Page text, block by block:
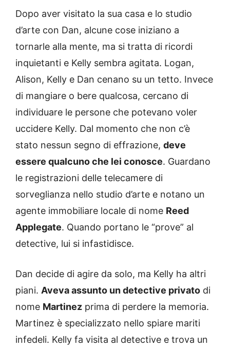
Dopo aver visitato la sua casa e lo studio
d’arte con Dan, alcune cose iniziano a
tornarle alla mente, ma si tratta di ricordi
inquietanti e Kelly sembra agitata. Logan,
Alison, Kelly e Dan cenano su un tetto. Invece
di mangiare o bere qualcosa, cercano di
individuare le persone che potevano voler
uccidere Kelly. Dal momento che non c’è
stato nessun segno di effrazione, deve
essere qualcuno che lei conosce. Guardano
le registrazioni delle telecamere di
sorveglianza nello studio d’arte e notano un
agente immobiliare locale di nome Reed
Applegate. Quando portano le “prove” al
detective, lui si infastidisce.
Dan decide di agire da solo, ma Kelly ha altri
piani. Aveva assunto un detective privato di
nome Martinez prima di perdere la memoria.
Martinez è specializzato nello spiare mariti
infedeli. Kelly fa visita al detective e trova un